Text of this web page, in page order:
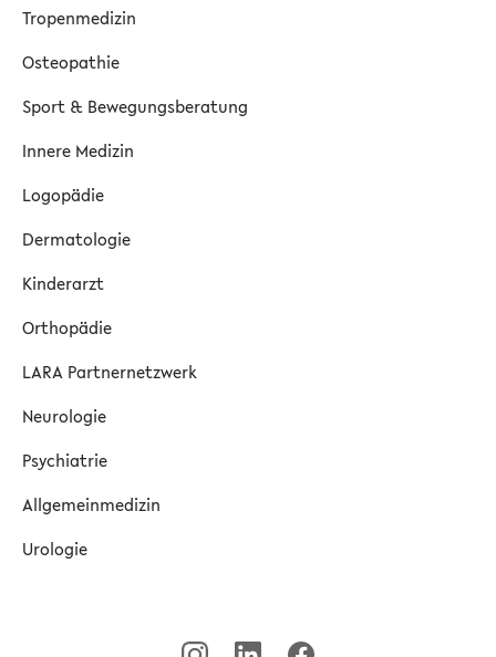
Tropenmedizin
Osteopathie
Sport & Bewegungsberatung
Innere Medizin
Logopädie
Dermatologie
Kinderarzt
Orthopädie
LARA Partnernetzwerk
Neurologie
Psychiatrie
Allgemeinmedizin
Urologie